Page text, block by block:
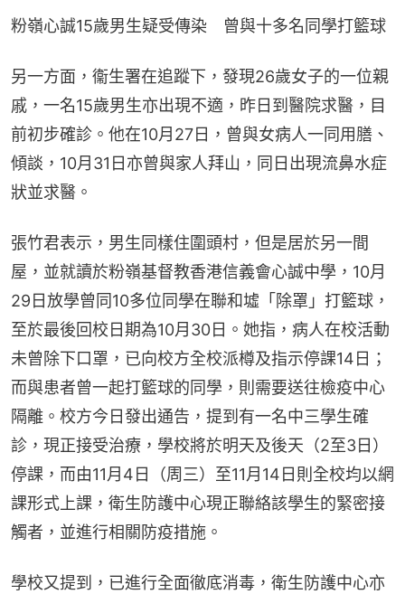
粉嶺心誠15歲男生疑受傳染　曾與十多名同學打籃球
另一方面，衞生署在追蹤下，發現26歲女子的一位親
戚，一名15歲男生亦出現不適，昨日到醫院求醫，目
前初步確診。他在10月27日，曾與女病人一同用膳、
傾談，10月31日亦曾與家人拜山，同日出現流鼻水症
狀並求醫。
張竹君表示，男生同樣住圍頭村，但是居於另一間
屋，並就讀於粉嶺基督教香港信義會心誠中學，10月
29日放學曾同10多位同學在聯和墟「除罩」打籃球，
至於最後回校日期為10月30日。她指，病人在校活動
未曾除下口罩，已向校方全校派樽及指示停課14日；
而與患者曾一起打籃球的同學，則需要送往檢疫中心
隔離。校方今日發出通告，提到有一名中三學生確
診，現正接受治療，學校將於明天及後天（2至3日）
停課，而由11月4日（周三）至11月14日則全校均以網
課形式上課，衛生防護中心現正聯絡該學生的緊密接
觸者，並進行相關防疫措施。
學校又提到，已進行全面徹底消毒，衛生防護中心亦